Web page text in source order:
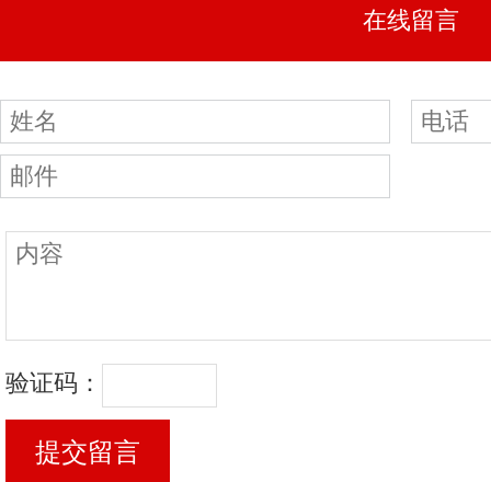
在线留言
验证码：